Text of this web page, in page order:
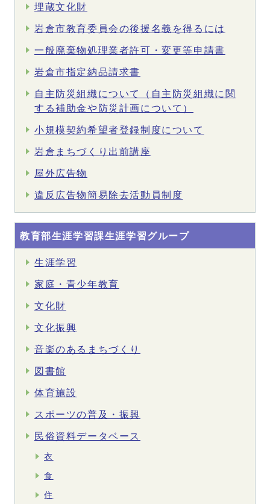
埋蔵文化財
岩倉市教育委員会の後援名義を得るには
一般廃棄物処理業者許可・変更等申請書
岩倉市指定納品請求書
自主防災組織について（自主防災組織に関
する補助金や防災計画について）
小規模契約希望者登録制度について
岩倉まちづくり出前講座
屋外広告物
違反広告物簡易除去活動員制度
教育部生涯学習課生涯学習グループ
生涯学習
家庭・青少年教育
文化財
文化振興
音楽のあるまちづくり
図書館
体育施設
スポーツの普及・振興
民俗資料データベース
衣
食
住